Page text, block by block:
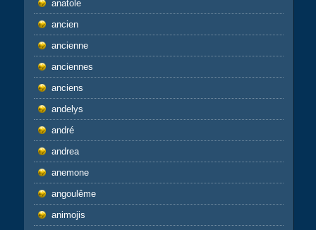
anatole
ancien
ancienne
anciennes
anciens
andelys
andré
andrea
anemone
angoulême
animojis